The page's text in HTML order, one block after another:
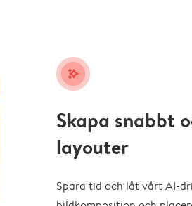
stars_plus
Skapa snabbt
layouter
Spara tid och låt vårt AI-